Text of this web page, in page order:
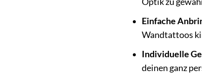
Einfache
Wandtattoos
Individuelle
deinen ganz